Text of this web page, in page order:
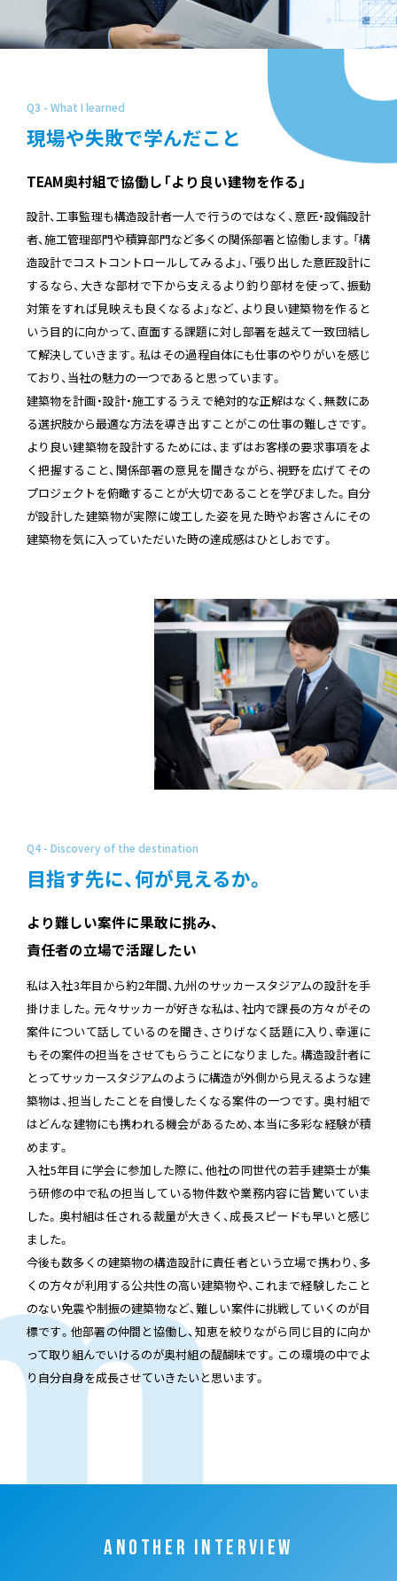
Q3 - What I learned
現場や失敗で学んだこと
TEAM奥村組で協働し「より良い建物を作る」
設計、工事監理も構造設計者一人で行うのではなく、意匠・設備設計
者、施工管理部門や積算部門など多くの関係部署と協働します。「構
造設計でコストコントロールしてみるよ」、「張り出した意匠設計に
するなら、大きな部材で下から支えるより釣り部材を使って、振動
対策をすれば見映えも良くなるよ」など、より良い建築物を作ると
いう目的に向かって、直面する課題に対し部署を越えて一致団結し
て解決していきます。私はその過程自体にも仕事のやりがいを感じ
ており、当社の魅力の一つであると思っています。
建築物を計画・設計・施工するうえで絶対的な正解はなく、無数にあ
る選択肢から最適な方法を導き出すことがこの仕事の難しさです。
より良い建築物を設計するためには、まずはお客様の要求事項をよ
く把握すること、関係部署の意見を聞きながら、視野を広げてその
プロジェクトを俯瞰することが大切であることを学びました。自分
が設計した建築物が実際に竣工した姿を見た時やお客さんにその
建築物を気に入っていただいた時の達成感はひとしおです。
Q4 - Discovery of the destination
目指す先に、何が見えるか。
より難しい案件に果敢に挑み、
責任者の立場で活躍したい
私は入社3年目から約2年間、九州のサッカースタジアムの設計を手
掛けました。元々サッカーが好きな私は、社内で課長の方々がその
案件について話しているのを聞き、さりげなく話題に入り、幸運に
もその案件の担当をさせてもらうことになりました。構造設計者に
とってサッカースタジアムのように構造が外側から見えるような建
築物は、担当したことを自慢したくなる案件の一つです。奥村組で
はどんな建物にも携われる機会があるため、本当に多彩な経験が積
めます。
入社5年目に学会に参加した際に、他社の同世代の若手建築士が集
う研修の中で私の担当している物件数や業務内容に皆驚いていま
した。奥村組は任される裁量が大きく、成長スピードも早いと感じ
ました。
今後も数多くの建築物の構造設計に責任者という立場で携わり、多
くの方々が利用する公共性の高い建築物や、これまで経験したこと
のない免震や制振の建築物など、難しい案件に挑戦していくのが目
標です。他部署の仲間と協働し、知恵を絞りながら同じ目的に向か
って取り組んでいけるのが奥村組の醍醐味です。この環境の中でよ
り自分自身を成長させていきたいと思います。
ANOTHER INTERVIEW